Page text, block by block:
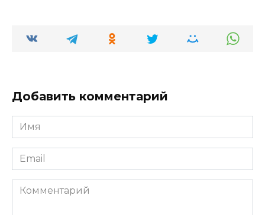
Добавить комментарий
Имя
*
Email
*
Комментарий